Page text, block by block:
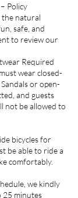
Policy
natural
safe, and
to review our
Required
wear closed-
or open-
and guests
not be allowed to
bicycles for
be able to ride a
comfortably.
we kindly
25 minutes